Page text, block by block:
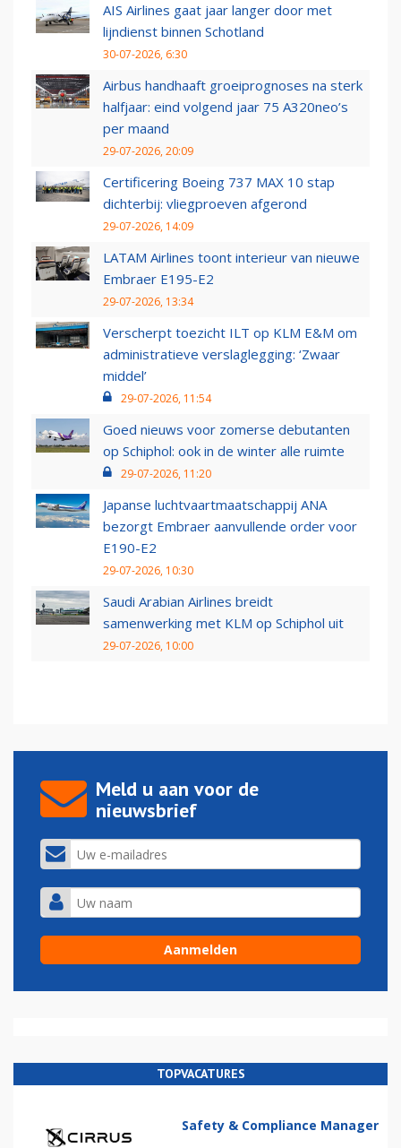
AIS Airlines gaat jaar langer door met
lijndienst binnen Schotland
30-07-2026, 6:30
Airbus handhaaft groeiprognoses na sterk
halfjaar: eind volgend jaar 75 A320neo’s
per maand
29-07-2026, 20:09
Certificering Boeing 737 MAX 10 stap
dichterbij: vliegproeven afgerond
29-07-2026, 14:09
LATAM Airlines toont interieur van nieuwe
Embraer E195-E2
29-07-2026, 13:34
Verscherpt toezicht ILT op KLM E&M om
administratieve verslaglegging: ‘Zwaar
middel’
29-07-2026, 11:54
Goed nieuws voor zomerse debutanten
op Schiphol: ook in de winter alle ruimte
29-07-2026, 11:20
Japanse luchtvaartmaatschappij ANA
bezorgt Embraer aanvullende order voor
E190-E2
29-07-2026, 10:30
Saudi Arabian Airlines breidt
samenwerking met KLM op Schiphol uit
29-07-2026, 10:00
Meld u aan voor de
nieuwsbrief
TOPVACATURES
Safety & Compliance Manager